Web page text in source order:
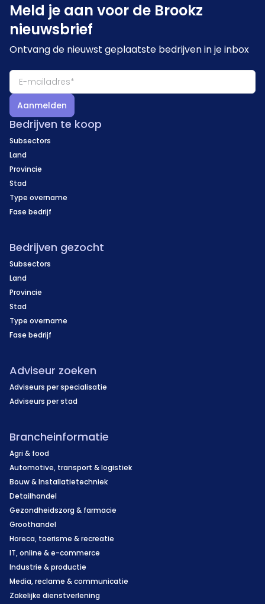
Meld je aan voor de Brookz
nieuwsbrief
Ontvang de nieuwst geplaatste bedrijven in je inbox
Aanmelden
Bedrijven te koop
Subsectors
Land
Provincie
Stad
Type overname
Fase bedrijf
Bedrijven gezocht
Subsectors
Land
Provincie
Stad
Type overname
Fase bedrijf
Adviseur zoeken
Adviseurs per specialisatie
Adviseurs per stad
Brancheinformatie
Agri & food
Automotive, transport & logistiek
Bouw & Installatietechniek
Detailhandel
Gezondheidszorg & farmacie
Groothandel
Horeca, toerisme & recreatie
IT, online & e-commerce
Industrie & productie
Media, reclame & communicatie
Zakelijke dienstverlening